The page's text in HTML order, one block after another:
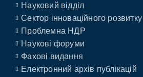
Науковий відділ
Сектор інноваційного розвитку
Проблемна НДР
Наукові форуми
Фахові видання
Електронний архів публікацій